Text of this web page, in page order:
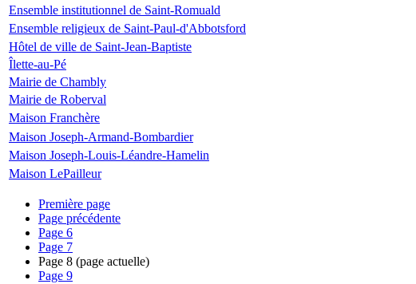
Ensemble institutionnel de Saint-Romuald
Ensemble religieux de Saint-Paul-d'Abbotsford
Hôtel de ville de Saint-Jean-Baptiste
Îlette-au-Pé
Mairie de Chambly
Mairie de Roberval
Maison Franchère
Maison Joseph-Armand-Bombardier
Maison Joseph-Louis-Léandre-Hamelin
Maison LePailleur
Première page
Page précédente
Page 6
Page 7
Page 8 (page actuelle)
Page 9